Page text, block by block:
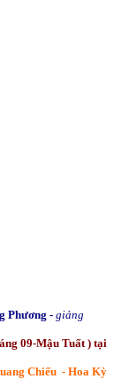
Phương - giảng
09-Mậu Tuất ) tại
Chiếu - Hoa Kỳ